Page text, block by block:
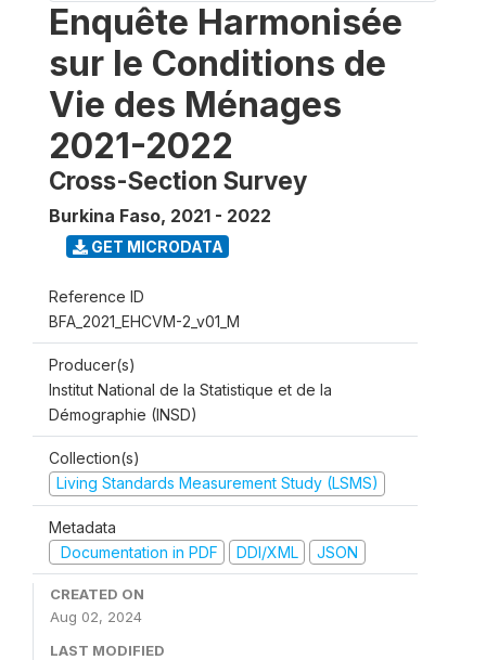
Enquête Harmonisée
sur le Conditions de
Vie des Ménages
2021-2022
Cross-Section Survey
Burkina Faso, 2021 - 2022
GET MICRODATA
Reference ID
BFA_2021_EHCVM-2_v01_M
Producer(s)
Institut National de la Statistique et de la
Démographie (INSD)
Collection(s)
Living Standards Measurement Study (LSMS)
Metadata
Documentation in PDF
DDI/XML JSON
CREATED ON
Aug 02, 2024
LAST MODIFIED